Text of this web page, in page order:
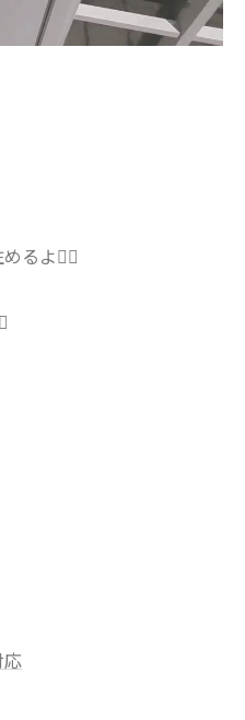
るよ🙂‍↔️